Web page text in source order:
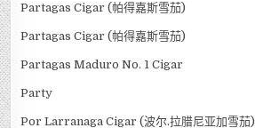
Partagas Cigar (帕得嘉斯雪茄)
Partagas Cigar (帕得嘉斯雪茄)
Partagas Maduro No. 1 Cigar
Party
Por Larranaga Cigar (波尔.拉腊尼亚加雪茄)